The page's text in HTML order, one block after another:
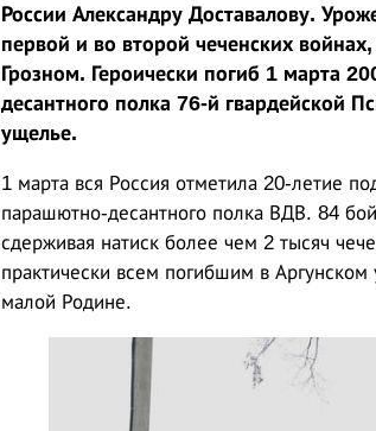
России Александру Доставалову.
первой и во второй чеченских
Грозном. Героически погиб 1 марта
десантного полка 76-й гвардейской
ущелье.
1 марта вся Россия отметила 20-летие
парашютно-десантного полка ВДВ. 84
сдерживая натиск более чем 2 тысяч
практически всем погибшим в
малой Родине.